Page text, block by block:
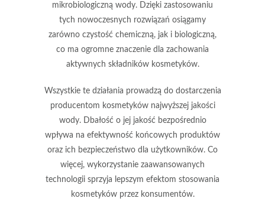
mikrobiologiczną wody. Dzięki zastosowaniu
tych nowoczesnych rozwiązań osiągamy
zarówno czystość chemiczną, jak i biologiczną,
co ma ogromne znaczenie dla zachowania
aktywnych składników kosmetyków.
Wszystkie te działania prowadzą do dostarczenia
producentom kosmetyków najwyższej jakości
wody.Dbałość o jej jakość bezpośrednio
wpływa na efektywność końcowych produktów
oraz ich bezpieczeństwo dla użytkowników. Co
więcej, wykorzystanie zaawansowanych
technologii sprzyja lepszym efektom stosowania
kosmetyków przez konsumentów.